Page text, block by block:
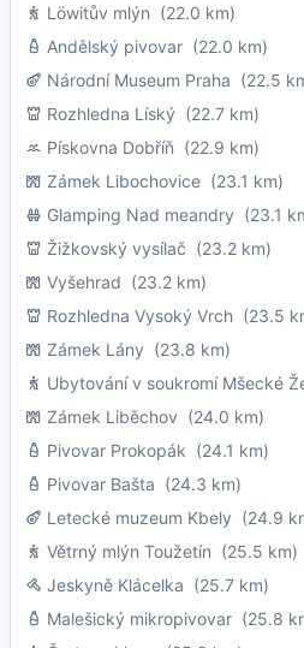
Löwitův mlýn (22.0 km)
Andělský pivovar (22.0 km)
Národní Museum Praha (22.5
Rozhledna Líský (22.7 km)
Pískovna Dobříň (22.9 km)
Zámek Libochovice (23.1 km)
Glamping Nad meandry (23.1
Žižkovský vysílač (23.2 km)
Vyšehrad (23.2 km)
Rozhledna Vysoký Vrch (23.5
Zámek Lány (23.8 km)
Ubytování v soukromí Mšecké
Zámek Liběchov (24.0 km)
Pivovar Prokopák (24.1 km)
Pivovar Bašta (24.3 km)
Letecké muzeum Kbely (24.9
Větrný mlýn Toužetín (25.5 km)
Jeskyně Klácelka (25.7 km)
Malešický mikropivovar (25.8